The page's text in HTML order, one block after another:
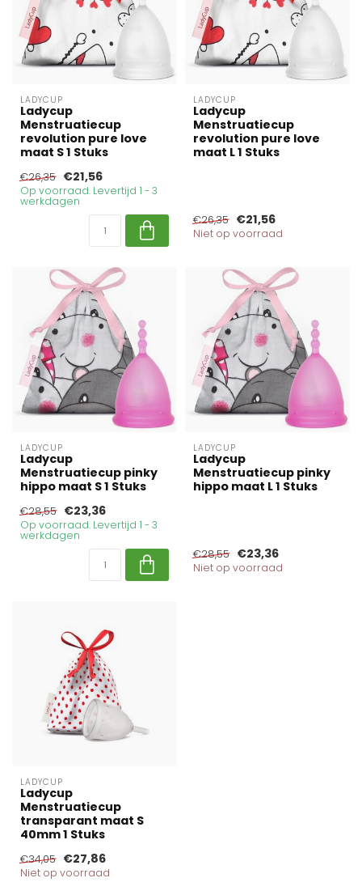
LADYCUP
Ladycup
Menstruatiecup
revolution pure love
maat S 1 Stuks
€26,35 €21,56
Op voorraad. Levertijd 1 - 3
werkdagen
LADYCUP
Ladycup
Menstruatiecup
revolution pure love
maat L 1 Stuks
€26,35 €21,56
Niet op voorraad
LADYCUP
Ladycup
Menstruatiecup pinky
hippo maat S 1 Stuks
€28,55 €23,36
Op voorraad. Levertijd 1 - 3
werkdagen
LADYCUP
Ladycup
Menstruatiecup pinky
hippo maat L 1 Stuks
€28,55 €23,36
Niet op voorraad
LADYCUP
Ladycup
Menstruatiecup
transparant maat S
40mm 1 Stuks
€34,05 €27,86
Niet op voorraad